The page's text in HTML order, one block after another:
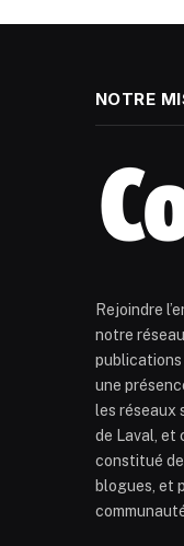
NOTRE
Rejoindre
notre
publications
une
les réseaux
de Laval, et
constitué
blogues, et